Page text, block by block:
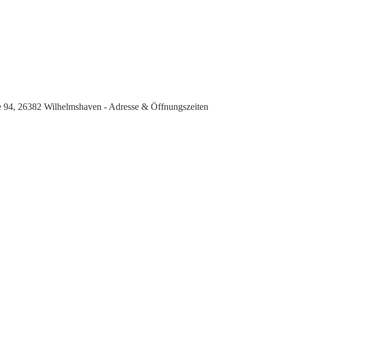
26382 Wilhelmshaven - Adresse & Öffnungszeiten